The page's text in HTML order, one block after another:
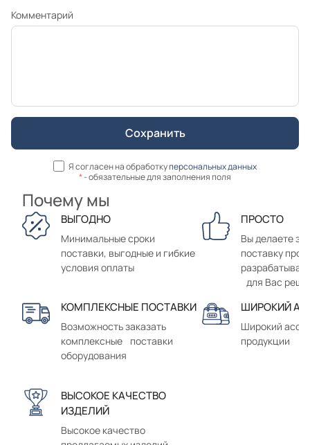
Комментарий
Я согласен на обработкуперсональных данных
*- обязательные для заполнения поля
Почему мы
ВЫГОДНО
Минимальные сроки
поставки, выгодные и гибкие
условия оплаты
ПРОСТО
Вы делаете
поставку
для Вас
КОМПЛЕКСНЫЕ ПОСТАВКИ
Возможность заказать
комплексные поставки
оборудования
ШИРОКИЙ
Широкий
продукции
ВЫСОКОЕ КАЧЕСТВО
ИЗДЕЛИЙ
Высокое качество